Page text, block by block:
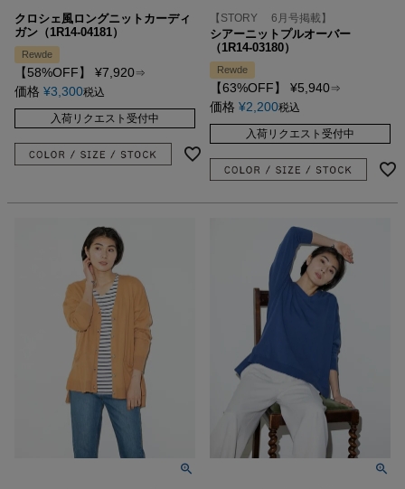
クロシェ風ロングニットカーディ
ガン（1R14-04181）
Rewde
【58%OFF】 ¥7,920⇒
価格 ¥3,300税込
入荷リクエスト受付中
【STORY 6月号掲載】
シアーニットプルオーバー
（1R14-03180）
Rewde
【63%OFF】 ¥5,940⇒
価格 ¥2,200税込
入荷リクエスト受付中